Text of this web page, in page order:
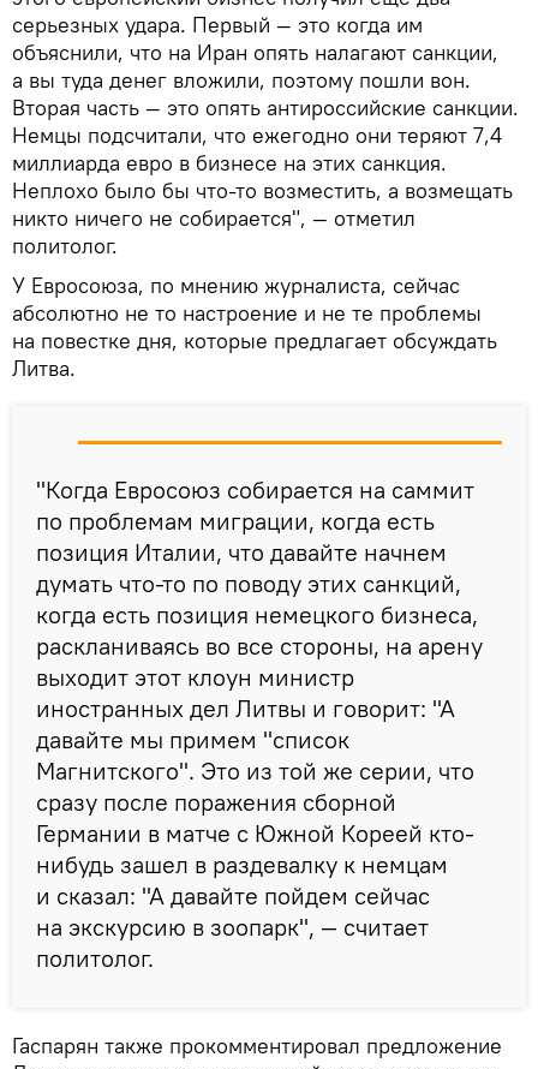
серьезных удара. Первый — это когда им
объяснили, что на Иран опять налагают санкции,
а вы туда денег вложили, поэтому пошли вон.
Вторая часть — это опять антироссийские санкции.
Немцы подсчитали, что ежегодно они теряют 7,4
миллиарда евро в бизнесе на этих санкция.
Неплохо было бы что-то возместить, а возмещать
никто ничего не собирается", — отметил
политолог.
У Евросоюза, по мнению журналиста, сейчас
абсолютно не то настроение и не те проблемы
на повестке дня, которые предлагает обсуждать
Литва.
"Когда Евросоюз собирается на саммит
по проблемам миграции, когда есть
позиция Италии, что давайте начнем
думать что-то по поводу этих санкций,
когда есть позиция немецкого бизнеса,
раскланиваясь во все стороны, на арену
выходит этот клоун министр
иностранных дел Литвы и говорит: "А
давайте мы примем "список
Магнитского". Это из той же серии, что
сразу после поражения сборной
Германии в матче с Южной Кореей кто-
нибудь зашел в раздевалку к немцам
и сказал: "А давайте пойдем сейчас
на экскурсию в зоопарк", — считает
политолог.
Гаспарян также прокомментировал предложение